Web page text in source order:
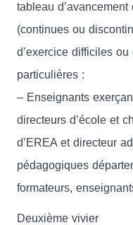
tableau
(continues ou
d’exercice difficiles
particulières :
– Enseignants
directeurs d’école et
d’EREA et directeur
pédagogiques
formateurs,
Deuxième vivier